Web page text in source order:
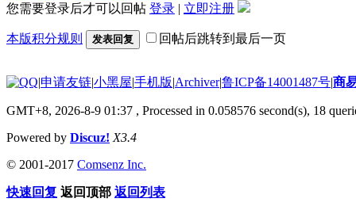
您需要登录后才可以回帖 登录 | 立即注册
本版积分规则 发表回复 回帖后跳转到最后一页
|申请友链|小黑屋|手机版|Archiver|鲁ICP备14001487号|商
GMT+8, 2026-8-9 01:37 , Processed in 0.058576 second(s), 18
Powered by Discuz! X3.4
© 2001-2017 Comsenz Inc.
快速回复 返回顶部 返回列表